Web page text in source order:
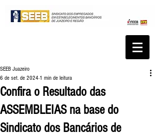
Confira o Resultado das
ASSEMBLEIAS na base do
Sindicato dos Bancários de
SEEB Juazeiro
6 de set. de 2024 1 min de leitura